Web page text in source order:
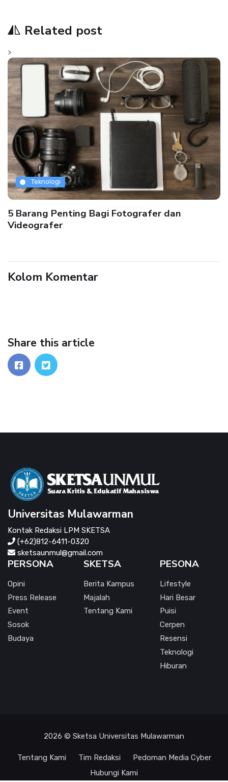
Related post
>
Teknologi
5 Barang Penting Bagi Fotografer dan
Videografer
Kolom Komentar
Share this article
Universitas Mulawarman
Kontak Redaksi LPM SKETSA
(+62)812-6411-0320
sketsaunmul@gmail.com
PERSONA
Opini
Press Release
Event
Sosok
Budaya
SKETSA
Berita Kampus
Majalah
Tentang Kami
PESONA
Lifestyle
Hari Besar
Puisi
Cerpen
Resensi
Teknologi
Hiburan
2026 © Sketsa Universitas Mulawarman
Tentang Kami Tim Redaksi
Pedoman Media Cyber
Hubungi Kami